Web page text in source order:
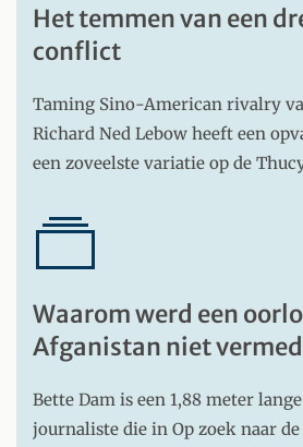
Het temmen van een
conflict
Taming Sino-American rivalry
Richard Ned Lebow heeft een
een zoveelste variatie op de
Waarom werd een
Afganistan niet
Bette Dam is een 1,88 meter
journaliste die in Op zoek naar